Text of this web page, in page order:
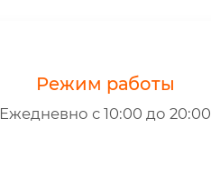
Режим работы
Ежедневно с 10:00 до 20:00